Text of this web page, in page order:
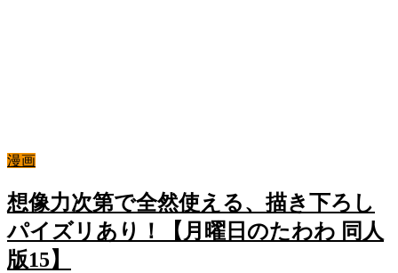
漫画
想像力次第で全然使える、描き下ろし
パイズリあり！【月曜日のたわわ 同人
版15】